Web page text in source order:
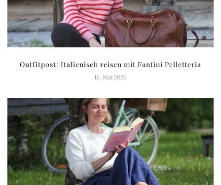
Outfitpost: Italienisch reisen mit Fantini Pelletteria
16. Mai 2026